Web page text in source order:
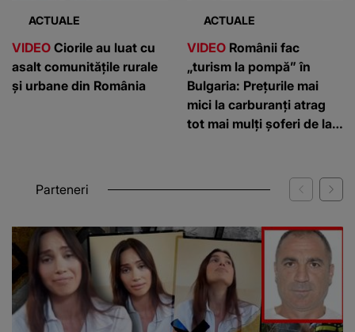
ACTUALE
VIDEO Ciorile au luat cu
asalt comunitățile rurale
și urbane din România
ACTUALE
VIDEO Românii fac
„turism la pompă” în
Bulgaria: Prețurile mai
mici la carburanți atrag
tot mai mulți șoferi de la
Parteneri